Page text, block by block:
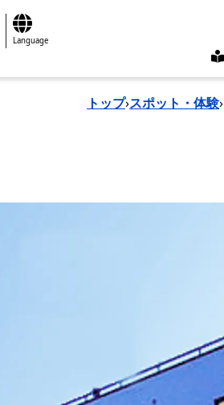
Language
トップ›スポット・体験›